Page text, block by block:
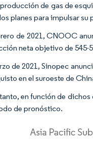
de gas de
planes para impulsar
de 2021, CNOOC
neta objetivo de 545-
de 2021, Sinopec
en el suroeste de
en función de
de pronóstico.